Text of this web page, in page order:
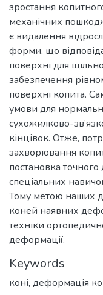
зростання
механічних
є видалення
форми, що
поверхні для
забезпечення
поверхні копита.
умови для
сухожилково-
кінцівок. Отже,
захворювання
постановка точного
спеціальних
Тому метою наших
коней наявних
техніки
деформації.
Keywords
коні, деформація